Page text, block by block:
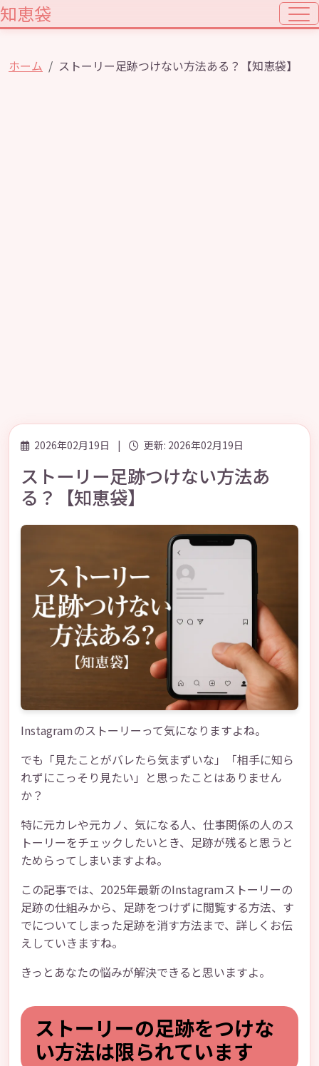
知恵袋
ホーム ストーリー足跡つけない方法ある？【知恵袋】
2026年02月19日 | 更新: 2026年02月19日
ストーリー足跡つけない方法あ
る？【知恵袋】
Instagramのストーリーって気になりますよね。
でも「見たことがバレたら気まずいな」「相手に知ら
れずにこっそり見たい」と思ったことはありません
か？
特に元カレや元カノ、気になる人、仕事関係の人のス
トーリーをチェックしたいとき、足跡が残ると思うと
ためらってしまいますよね。
この記事では、2025年最新のInstagramストーリーの
足跡の仕組みから、足跡をつけずに閲覧する方法、す
でについてしまった足跡を消す方法まで、詳しくお伝
えしていきますね。
きっとあなたの悩みが解決できると思いますよ。
ストーリーの足跡をつけな
い方法は限られています